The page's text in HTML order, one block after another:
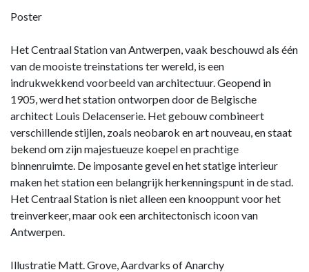
Poster
Het Centraal Station van Antwerpen, vaak beschouwd als één
van de mooiste treinstations ter wereld, is een
indrukwekkend voorbeeld van architectuur. Geopend in
1905, werd het station ontworpen door de Belgische
architect Louis Delacenserie. Het gebouw combineert
verschillende stijlen, zoals neobarok en art nouveau, en staat
bekend om zijn majestueuze koepel en prachtige
binnenruimte. De imposante gevel en het statige interieur
maken het station een belangrijk herkenningspunt in de stad.
Het Centraal Station is niet alleen een knooppunt voor het
treinverkeer, maar ook een architectonisch icoon van
Antwerpen.
Illustratie Matt. Grove, Aardvarks of Anarchy